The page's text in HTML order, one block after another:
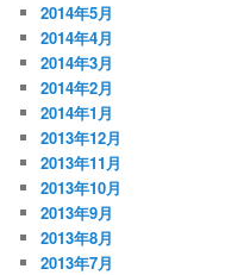
2014年5月
2014年4月
2014年3月
2014年2月
2014年1月
2013年12月
2013年11月
2013年10月
2013年9月
2013年8月
2013年7月